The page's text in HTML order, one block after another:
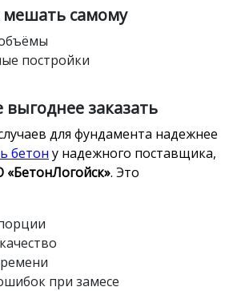
самому
постройки
заказать
для фундамента надежнее
бетон у надежного поставщика,
. Это
при замесе